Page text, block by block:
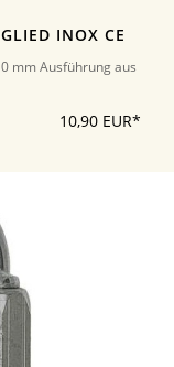
INOX CE
mm Ausführung aus
10,90 EUR*